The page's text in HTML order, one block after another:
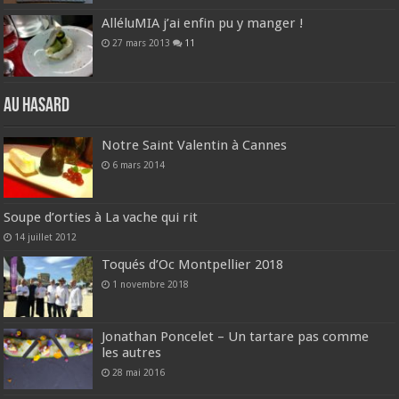
AlléluMIA j’ai enfin pu y manger !
27 mars 2013 11
Au hasard
Notre Saint Valentin à Cannes
6 mars 2014
Soupe d’orties à La vache qui rit
14 juillet 2012
Toqués d’Oc Montpellier 2018
1 novembre 2018
Jonathan Poncelet – Un tartare pas comme
les autres
28 mai 2016